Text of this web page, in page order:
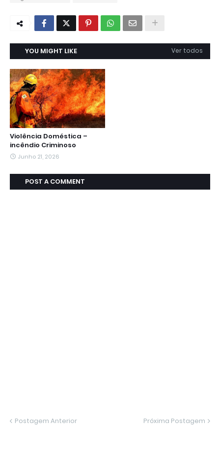
YOU MIGHT LIKE Ver todos
Violência Doméstica –
incêndio Criminoso
Junho 21, 2026
POST A COMMENT
Postagem Anterior Próxima Postagem